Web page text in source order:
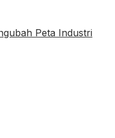
Peta Industri